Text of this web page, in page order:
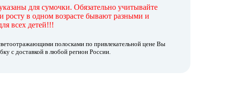
для сумочки. Обязательно учитывайте
росту в одном возрасте бывают разными и
всех детей!!!
полосками по привлекательной цене Вы
с доставкой в любой регион России.